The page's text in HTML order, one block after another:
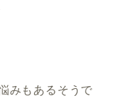
みもあるそうで